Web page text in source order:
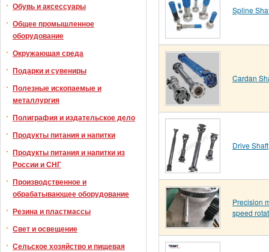
Обувь и аксессуары
Общее промышленное
оборудование
Окружающая среда
Подарки и сувениры
Полезные ископаемые и
металлургия
Полиграфия и издательское дело
Продукты питания и напитки
Продукты питания и напитки из
России и СНГ
Производственное и
обрабатывающее оборудование
Резина и пластмассы
Свет и освещение
Сельское хозяйство и пищевая
Spline
Cardan
Drive Shaft
Precision
speed